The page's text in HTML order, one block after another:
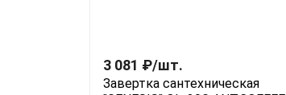
3 081 ₽/шт.
Завертка сантехническая